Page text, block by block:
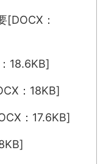
[DOCX：
18.6KB]
：18KB]
：17.6KB]